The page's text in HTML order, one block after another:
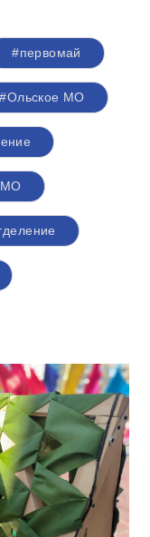
#первомай
#Ольское МО
МО